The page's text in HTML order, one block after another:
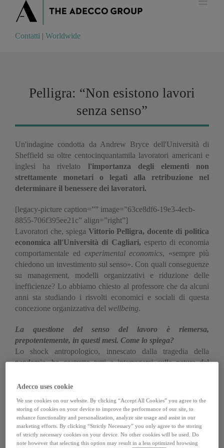
Contatti Worldwide
Contatti | Worldwide
Pelligra: “Non esistono lavori
senza senso”
Un'indagine condotta da Andrew Bryce dell'Università di
Sheffield su oltre centocinquantamila lavoratori americani e
inglesi ha rivelato l'importanza degli elementi non
strettamente monetari o legati alla retribuzione nel
determinare il benessere dei lavoratori.
[legacy-picture caption=”” image=”63ce8df6-19e3-4ecb-
8855-706f395ee21c” align=”right”]
Lavoratori che, spiega Vittorio Pelligra, docente di politica
economica all'Università di Cagliari, esperto di economia
comportamentale ed experimental economics, «sempre più
chiedono un investimento sul senso». Con quali conseguenze
su management, modelli organizzativi e riduzione delle
inefficienze? Lo abbiamo chiesto al professore che da alcuni
anni sta studiando i risvolti economici e sociali di questa
concezione organizzativa del wellbeing.
La questione del senso del lavoro è riemersa,
prepotentemente, in questi mesi. Come lo spiega?
Lo shock antropologico, innescato dalla tragedia della
pandemia, ha costretto tutti a interrogarsi sulla natura del
perché, per altri, si è trasformato in maniera rapida e
Sta di fatto che questa situazione è diventata un'occasione
per riflettere sull'utilità di alcuni lavori e sulla disutilità di
altri…
Adecco uses cookie
We use cookies on our website. By clicking “Accept All Cookies” you agree to the
storing of cookies on your device to improve the performance of our site, to
enhance functionality and personalization, analyze site usage and assist in our
marketing efforts. By clicking “Strictly Necessary” you only agree to the storing
of strictly necessary cookies on your device. No other cookies will be used. Do
note however that selecting this option may result in a less optimized browsing